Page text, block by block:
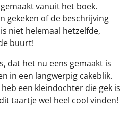
vanuit het boek.
gekeken of de beschrijving
niet helemaal hetzelfde,
buurt!
dat het nu eens gemaakt is
in een langwerpig cakeblik.
een kleindochter die gek is
taartje wel heel cool vinden!